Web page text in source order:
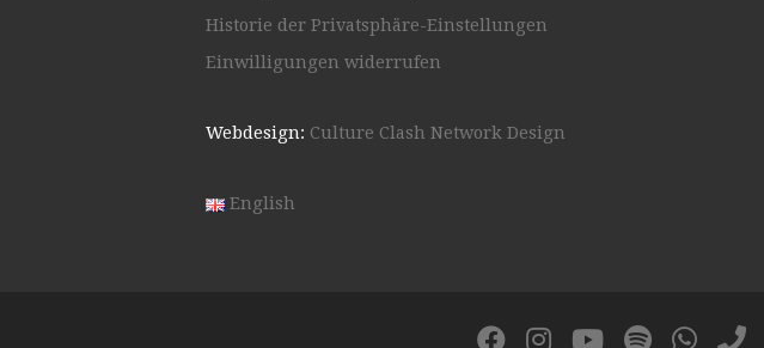
Historie der Privatsphäre-Einstellungen
Einwilligungen widerrufen
Webdesign: Culture Clash Network Design
English